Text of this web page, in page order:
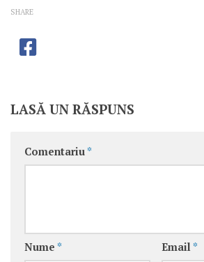
SHARE
LASĂ UN RĂSPUNS
Comentariu *
Nume * Email *